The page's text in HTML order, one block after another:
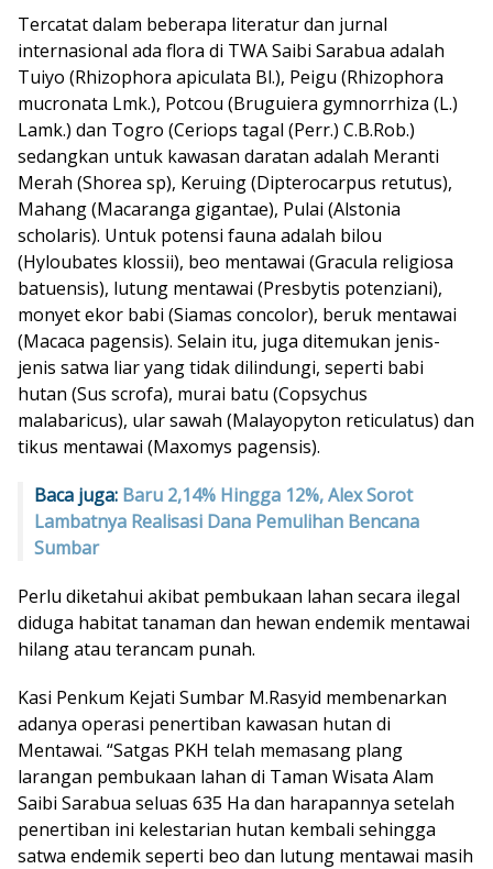
Tercatat dalam beberapa literatur dan jurnal
internasional ada flora di TWA Saibi Sarabua adalah
Tuiyo (Rhizophora apiculata Bl.), Peigu (Rhizophora
mucronata Lmk.), Potcou (Bruguiera gymnorrhiza (L.)
Lamk.) dan Togro (Ceriops tagal (Perr.) C.B.Rob.)
sedangkan untuk kawasan daratan adalah Meranti
Merah (Shorea sp), Keruing (Dipterocarpus retutus),
Mahang (Macaranga gigantae), Pulai (Alstonia
scholaris). Untuk potensi fauna adalah bilou
(Hyloubates klossii), beo mentawai (Gracula religiosa
batuensis), lutung mentawai (Presbytis potenziani),
monyet ekor babi (Siamas concolor), beruk mentawai
(Macaca pagensis). Selain itu, juga ditemukan jenis-
jenis satwa liar yang tidak dilindungi, seperti babi
hutan (Sus scrofa), murai batu (Copsychus
malabaricus), ular sawah (Malayopyton reticulatus) dan
tikus mentawai (Maxomys pagensis).
Baca juga: Baru 2,14% Hingga 12%, Alex Sorot
Lambatnya Realisasi Dana Pemulihan Bencana
Sumbar
Perlu diketahui akibat pembukaan lahan secara ilegal
diduga habitat tanaman dan hewan endemik mentawai
hilang atau terancam punah.
Kasi Penkum Kejati Sumbar M.Rasyid membenarkan
adanya operasi penertiban kawasan hutan di
Mentawai. “Satgas PKH telah memasang plang
larangan pembukaan lahan di Taman Wisata Alam
Saibi Sarabua seluas 635 Ha dan harapannya setelah
penertiban ini kelestarian hutan kembali sehingga
satwa endemik seperti beo dan lutung mentawai masih